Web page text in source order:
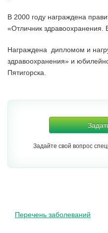
В 2000 году награждена
«Отличник здравоохранения.
Награждена дипломом и
здравоохранения» и
Пятигорска.
Задайте свой вопрос
Перечень заболеваний